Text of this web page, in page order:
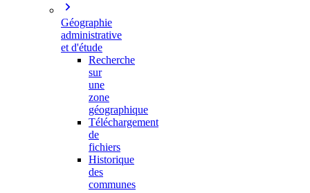
Géographie
administrative
et d'étude
Recherche
sur
une
zone
géographique
Téléchargement
de
fichiers
Historique
des
communes